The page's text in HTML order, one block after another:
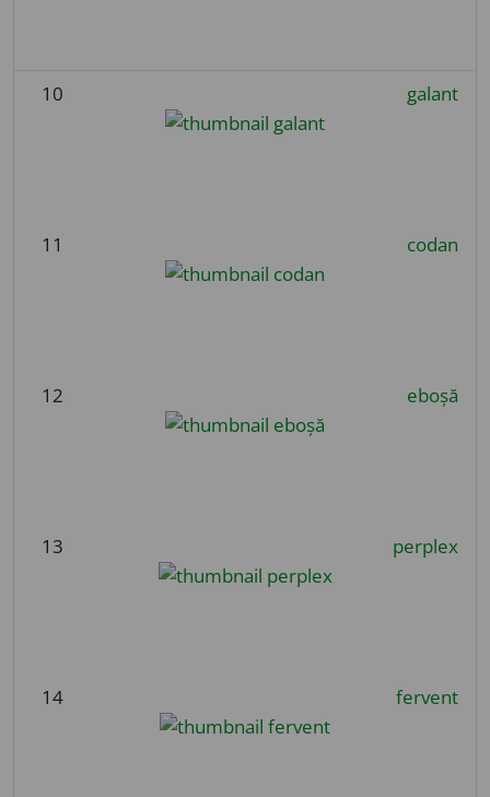
10 galant
11 codan
12 eboșă
13 perplex
14 fervent